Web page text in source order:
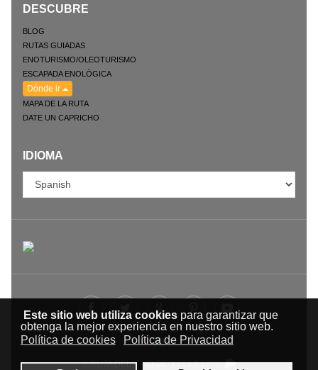
Este sitio web utiliza cookiespara garantizar que
obtenga la mejor experiencia en nuestro sitio web.
Política de cookies
Política de Privacidad
DESCUBRE
BLOG
RUTAS GUIADAS
ENOTURISMO/OLEOTURISMO
ESCAPADA ENOLÓGICA
Dónde ir
MAPA DE LA RUTA
DATE UN CAPRICHO
IDIOMA
© RUTA DEL VINO DE YECLA 2009-